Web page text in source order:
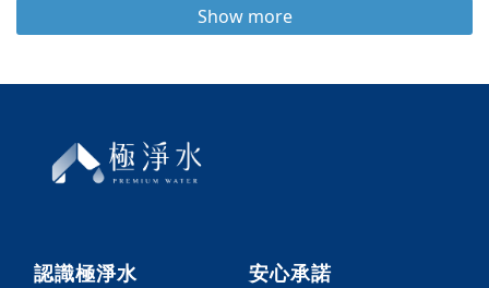
Show more
認識極淨水 安心承諾